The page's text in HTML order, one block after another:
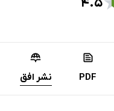
۴.۵
PDF نشر افق